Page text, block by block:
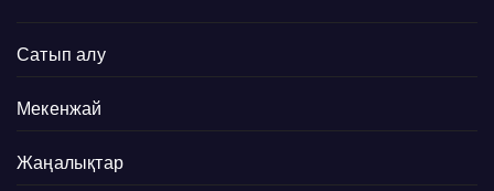
Сатып алу
Мекенжай
Жаңалықтар